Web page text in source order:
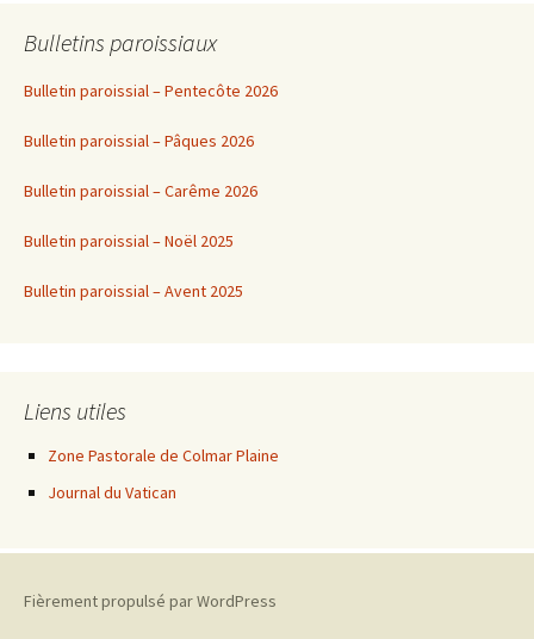
articles
Bulletins paroissiaux
Bulletin paroissial – Pentecôte 2026
Bulletin paroissial – Pâques 2026
Bulletin paroissial – Carême 2026
Bulletin paroissial – Noël 2025
Bulletin paroissial – Avent 2025
Liens utiles
Zone Pastorale de Colmar Plaine
Journal du Vatican
Fièrement propulsé par WordPress